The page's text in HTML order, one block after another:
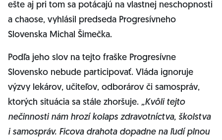
ešte aj pri tom sa potácajú na vlastnej neschopnosti
a chaose, vyhlásil predseda Progresívneho
Slovenska Michal Šimečka.
Podľa jeho slov na tejto fraške Progresívne
Slovensko nebude participovať. Vláda ignoruje
výzvy lekárov, učiteľov, odborárov či samospráv,
ktorých situácia sa stále zhoršuje. „Kvôli tejto
nečinnosti nám hrozí kolaps zdravotníctva, školstva
i samospráv. Ficova drahota dopadne na ľudí plnou